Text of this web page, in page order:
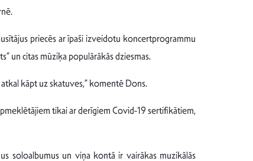
priecēs ar īpaši izveidotu koncertprogrammu
un citas mūziķa populārākās dziesmas.
kāpt uz skatuves,” komentē Dons.
tikai ar derīgiem Covid-19 sertifikātiem,
soloalbumus un viņa kontā ir vairākas muzikālās